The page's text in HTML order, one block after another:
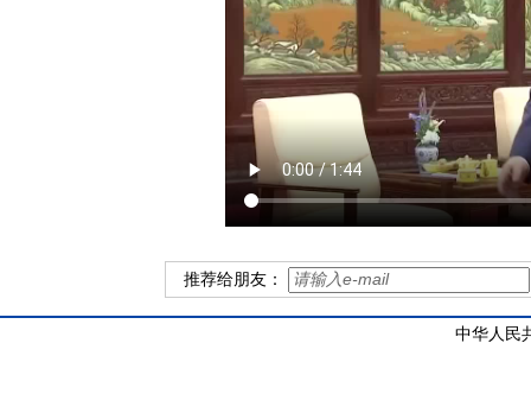
推荐给朋友：
中华人民